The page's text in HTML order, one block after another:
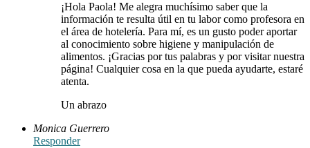
¡Hola Paola! Me alegra muchísimo saber que la
información te resulta útil en tu labor como profesora en
el área de hotelería. Para mí, es un gusto poder aportar
al conocimiento sobre higiene y manipulación de
alimentos. ¡Gracias por tus palabras y por visitar nuestra
página! Cualquier cosa en la que pueda ayudarte, estaré
atenta.
Un abrazo
Monica Guerrero
Responder